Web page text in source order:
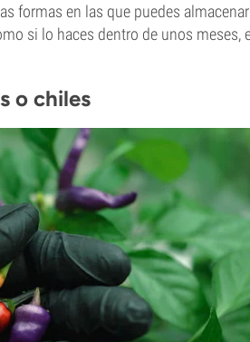
formas en las que puedes
si lo haces dentro de unos meses,
o chiles